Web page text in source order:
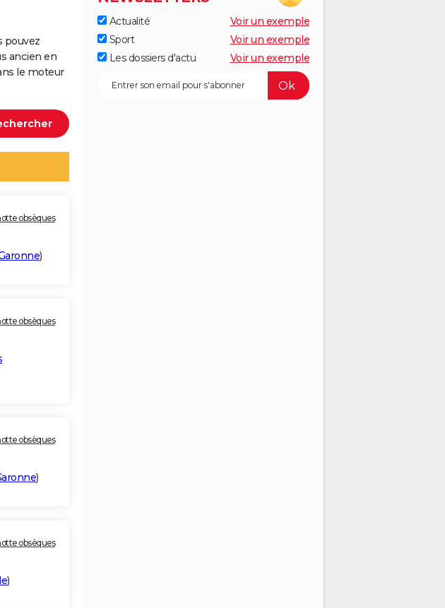
pouvez
ancien en
le moteur
obsèques
)
obsèques
obsèques
)
obsèques
)
Actualité
Voir un exemple
Sport
Voir un exemple
Les dossiers d'actu
Voir un exemple